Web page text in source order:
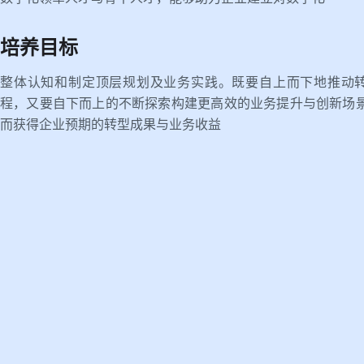
培养目标
整体认知和制定顶层规划及业务实践。既要自上而下地推动
程，又要自下而上的不断探索构建更高效的业务提升与创新场
而获得企业预期的转型成果与业务收益